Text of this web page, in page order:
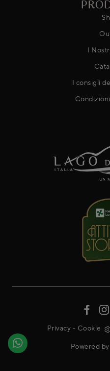
I
I consigli
Privacy - Cookie
Powered by